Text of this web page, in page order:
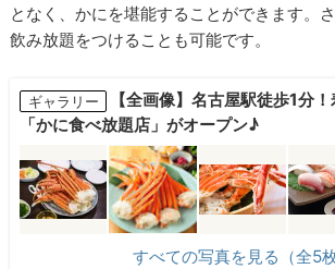
となく、かにを堪能することができます。
飲み放題をつけることも可能です。
ギャラリー
【全画像】名古屋駅徒歩1分
「かに食べ放題店」がオープン♪
すべての写真を見る（全5枚